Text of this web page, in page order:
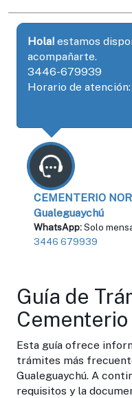
Hola! estamos
acompañarte.
3446-679939
Horario de
CEMENTERIO
Gualeguaychú
WhatsApp:Solo
3446 679939
Guía de
Esta guía ofrece
trámites más
Gualeguaychú. A
requisitos y la